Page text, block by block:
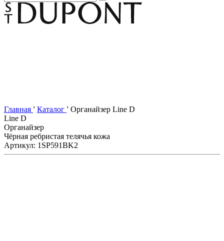
Главная › Каталог › Органайзер Line D
Line D
Органайзер
Чёрная ребристая телячья кожа
Артикул: 1SP591BK2